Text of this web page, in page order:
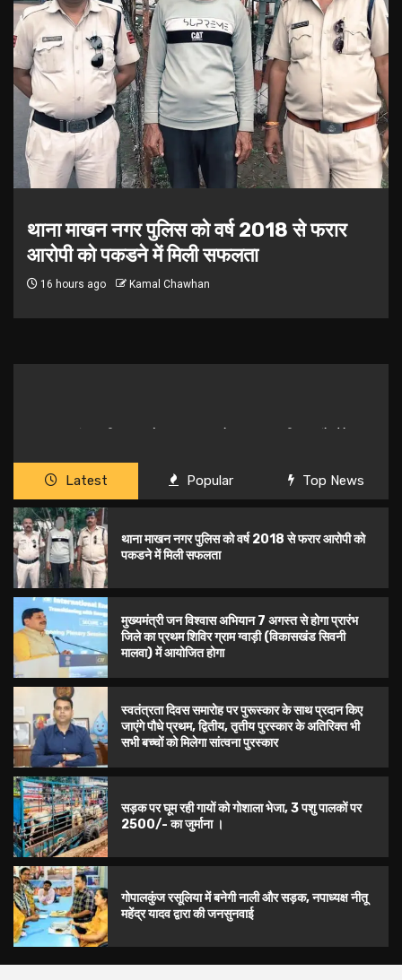
सांत्वना पुरस्कार
सड़क पर घूम रही गायों को गोशाला भेजा, 3 पशु पालकों पर 2500/- का
जुर्माना ।
गोपालकुंज रसूलिया में बनेगी नाली और सड़क, नपाध्यक्ष नीतू महेंद्र यादव
द्वारा की जनसुनवाई
मुख्यमंत्री जन विश्वास अभियान 7 अगस्त से होगा
प्रारंभ जिले का प्रथम शिविर ग्राम ग्वाड़ी
(विकासखंड सिवनी मालवा) में आयोजित होगा
Latest Popular Top News
थाना माखन नगर पुलिस को वर्ष 2018 से फरार आरोपी को
पकडने में मिली सफलता
मुख्यमंत्री जन विश्वास अभियान 7 अगस्त से होगा प्रारंभ
जिले का प्रथम शिविर ग्राम ग्वाड़ी (विकासखंड सिवनी
मालवा) में आयोजित होगा
स्वतंत्रता दिवस समारोह पर पुरूस्‍कार के साथ प्रदान किए
जाएंगे पौधे प्रथम, द्वितीय, तृतीय पुरस्कार के अतिरिक्त भी
सभी बच्चों को मिलेगा सांत्वना पुरस्कार
सड़क पर घूम रही गायों को गोशाला भेजा, 3 पशु पालकों पर
2500/- का जुर्माना ।
गोपालकुंज रसूलिया में बनेगी नाली और सड़क, नपाध्यक्ष नीतू
महेंद्र यादव द्वारा की जनसुनवाई